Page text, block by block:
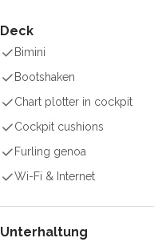
Deck
Bimini
Bootshaken
Chart plotter in cockpit
Cockpit cushions
Furling genoa
Wi-Fi & Internet
Unterhaltung